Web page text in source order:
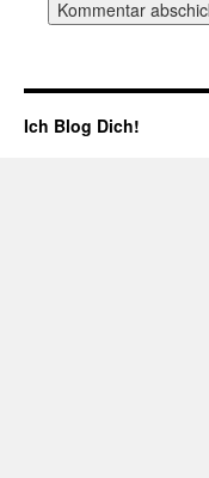
Ich Blog Dich!